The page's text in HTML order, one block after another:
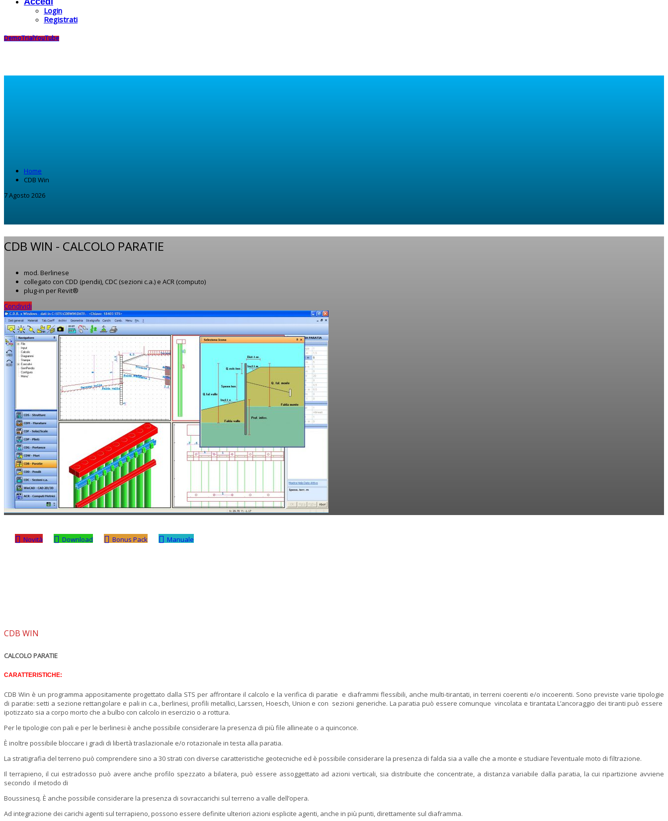
Login
Registrati
DemoTrialYouTube
Home
CDB Win
7 Agosto 2026
CDB WIN - CALCOLO PARATIE
mod. Berlinese
collegato con CDD (pendii), CDC (sezioni c.a.) e ACR (computo)
plug-in per Revit®
Condividi
Novità Download Bonus Pack Manuale
CDB WIN
CALCOLO PARATIE
CARATTERISTICHE:
CDB Win è un programma appositamente progettato dalla STS per affrontare il calcolo e la verifica di paratie e diaframmi flessibili, anche multi-tirantati, in terreni coerenti e/o incoerenti. Sono previste varie tipologie
di paratie: setti a sezione rettangolare e pali in c.a., berlinesi, profili metallici, Larssen, Hoesch, Union e con sezioni generiche. La paratia può essere comunque vincolata e tirantata L’ancoraggio dei tiranti può essere
ipotizzato sia a corpo morto che a bulbo con calcolo in esercizio o a rottura.
Per le tipologie con pali e per le berlinesi è anche possibile considerare la presenza di più file allineate o a quinconce.
È inoltre possibile bloccare i gradi di libertà traslazionale e/o rotazionale in testa alla paratia.
La stratigrafia del terreno può comprendere sino a 30 strati con diverse caratteristiche geotecniche ed è possibile considerare la presenza di falda sia a valle che a monte e studiare l’eventuale moto di filtrazione.
Il terrapieno, il cui estradosso può avere anche profilo spezzato a bilatera, può essere assoggettato ad azioni verticali, sia distribuite che concentrate, a distanza variabile dalla paratia, la cui ripartizione avviene
secondo il metodo di
Boussinesq. È anche possibile considerare la presenza di sovraccarichi sul terreno a valle dell’opera.
Ad integrazione dei carichi agenti sul terrapieno, possono essere definite ulteriori azioni esplicite agenti, anche in più punti, direttamente sul diaframma.